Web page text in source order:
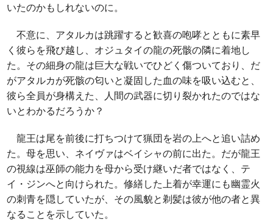
いたのかもしれないのに。
不意に、アタルカは跳躍すると歓喜の咆哮とともに素早
く彼らを飛び越し、オジュタイの龍の死骸の隣に着地し
た。その細身の龍は巨大な戦いでひどく傷ついており、だ
がアタルカが死骸の匂いと凝固した血の味を吸い込むと、
彼ら全員が身構えた、人間の武器に切り裂かれたのではな
いとわかるだろうか？
龍王は尾を前後に打ちつけて猟団を岩の上へと追い詰め
た。母を思い、ネイヴァはベイシャの前に出た。だが龍王
の視線は巫師の能力を母から受け継いだ者ではなく、テ
イ・ジンへと向けられた。修繕した上着が幸運にも幽霊火
の刺青を隠していたが、その風貌と剃髪は彼が他の者と異
なることを示していた。